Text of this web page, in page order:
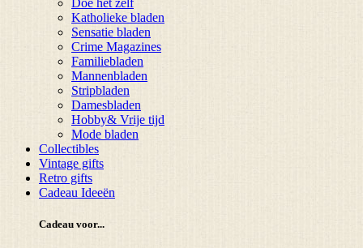
Katholieke bladen
Sensatie bladen
Crime Magazines
Familiebladen
Mannenbladen
Stripbladen
Damesbladen
Hobby& Vrije tijd
Mode bladen
Collectibles
Vintage gifts
Retro gifts
Cadeau Ideeën
Cadeau voor...